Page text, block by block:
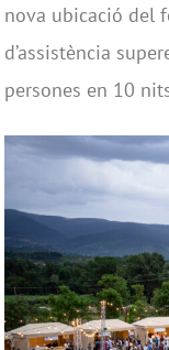
nova ubicació del
d’assistència
persones en 10